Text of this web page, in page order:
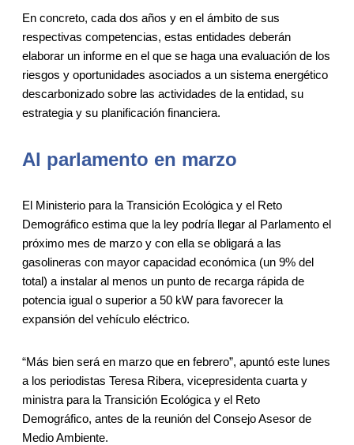
En concreto, cada dos años y en el ámbito de sus
respectivas competencias, estas entidades deberán
elaborar un informe en el que se haga una evaluación de los
riesgos y oportunidades asociados a un sistema energético
descarbonizado sobre las actividades de la entidad, su
estrategia y su planificación financiera.
Al parlamento en marzo
El Ministerio para la Transición Ecológica y el Reto
Demográfico estima que la ley podría llegar al Parlamento el
próximo mes de marzo y con ella se obligará a las
gasolineras con mayor capacidad económica (un 9% del
total) a instalar al menos un punto de recarga rápida de
potencia igual o superior a 50 kW para favorecer la
expansión del vehículo eléctrico.
“Más bien será en marzo que en febrero”, apuntó este lunes
a los periodistas Teresa Ribera, vicepresidenta cuarta y
ministra para la Transición Ecológica y el Reto
Demográfico, antes de la reunión del Consejo Asesor de
Medio Ambiente.